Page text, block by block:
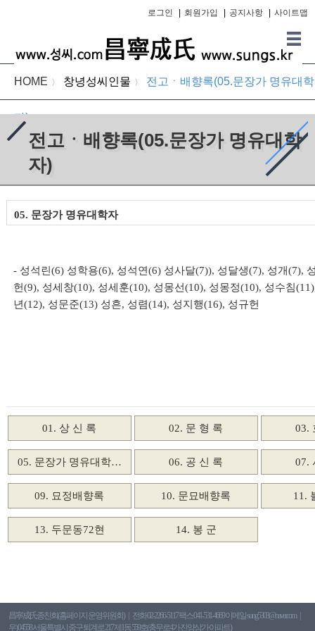
로그인 회원가입 공지사항 사이트맵
HOME 〉 창녕성씨인물 〉 전고ㆍ배향록(05.문장가 명유대학
자)
전고ㆍ배향록(05.문장가 명유대학
자)
05. 문장가 명유대학자
- 성석린(6) 성학용(6), 성석연(6) 성사달(7)), 성달생(7), 성개(7),
헌(9), 성세창(10), 성세훈(10), 성몽선(10), 성몽정(10), 성수침
년(12), 성문준(13) 성흔, 성렴(14), 성지행(16), 성규헌
01. 상 신 록 02. 문 형 록 03.
05. 문장가 명유대학… 06. 공 신 록 07.
09. 묘정배향록 10. 문묘배향록 11.
13. 두문동72현 14. 봉 군
昌寧成氏종친회(홈페이지 운영위원회)
전화 02-2266-5117 팩스 041-531-4669 이메일 sung5303@naver.com
우) 04558 서울특별시 중구 퇴계로 217 제1동 559호(충무로4가 진양상가 아파트)